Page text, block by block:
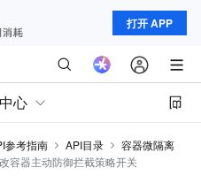
打开 APP
心
参考指南 API目录
容器微隔离
容器主动防御拦截策略开关